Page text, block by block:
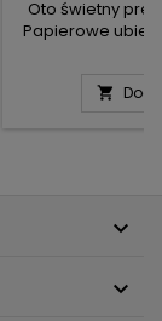
Oto świetny
Papierowe
świat


